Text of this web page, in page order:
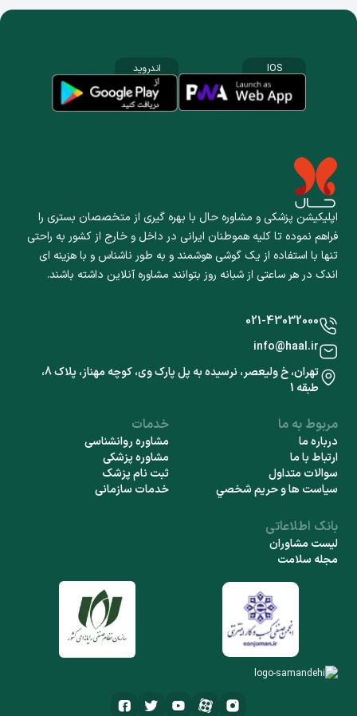
اپلیکیشن پزشکی و مشاوره حال با بهره گیری از متخصصان بستری را
فراهم نموده تا کلیه هموطنان ایرانی در داخل و خارج از کشور به راحتی
تنها با استفاده از یک گوشی هوشمند و به طور ناشناس و با هزینه ای
اندک در هر ساعتی از شبانه روز بتوانند مشاوره آنلاین داشته باشند.
IOS اندروید
مربوط به ما
درباره ما
ارتباط با ما
سوالات متداول
سياست ها و حريم شخصي
خدمات
مشاوره روانشناسی
مشاوره پزشکی
ثبت نام پزشک
خدمات سازمانی
بانک اطلاعاتی
لیست مشاوران
مجله سلامت
021-43032000
info@haal.ir
تهران، خ ولیعصر، نرسیده به پل پارک وی، کوچه مهناز، پلاک 8،
طبقه 1